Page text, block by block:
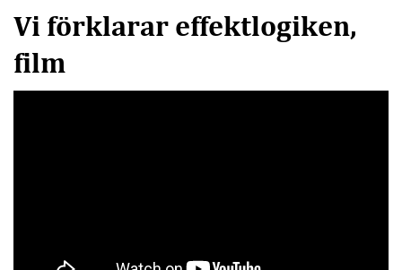
Vi förklarar effektlogiken,
film